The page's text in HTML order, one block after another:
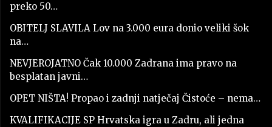
preko 50…
OBITELJ SLAVILA Lov na 3.000 eura donio veliki šok
na…
NEVJEROJATNO Čak 10.000 Zadrana ima pravo na
besplatan javni…
OPET NIŠTA! Propao i zadnji natječaj Čistoće – nema…
KVALIFIKACIJE SP Hrvatska igra u Zadru, ali jedna